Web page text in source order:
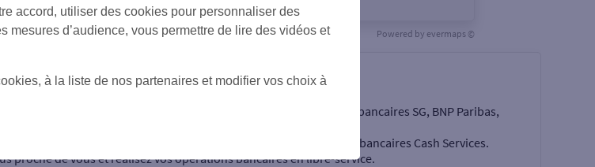
Powered by evermaps ©
bancaires issue du partenariat entre les quatre enseignes bancaires SG, BNP Paribas,
de ces enseignes sont peu à peu remplacés par des automates bancaires Cash Services.
proche de vous et réalisez vos opérations bancaires en libre-service.
accord, utiliser des cookies pour personnaliser des
mesures d’audience, vous permettre de lire des vidéos et
à la liste de nos partenaires et modifier vos choix à